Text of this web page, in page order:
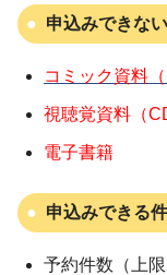
申込みできな
コミック資料
視聴覚資料（
電子書籍
申込みできる
予約件数（上